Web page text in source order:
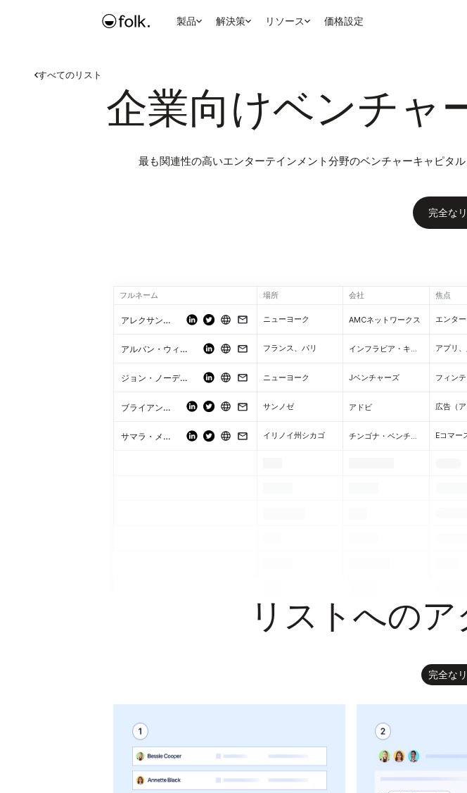
製品 解決策 リソース 価格設定
企業向けベンチャ
最も関連性の高いエンターテインメント分野のベンチャーキャピタ
完全な
すべてのリスト
フルネーム 場所 会社 焦点
アレクサンドラ・モナコ ニューヨーク AMCネットワークス
アルバン・ウィニェツキ フランス、パリ インフラビア・キャピタル・パートナーズ
ジョン・ノーディン ニューヨーク Jベンチャーズ
ブライアン・ヒューズ サンノゼ アドビ
サマラ・メヒア・エルナンデス イリノイ州シカゴ チンゴナ・ベンチャーズ
リストへのア
完全な